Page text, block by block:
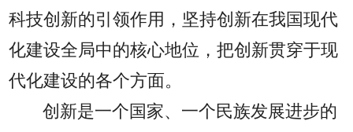
科技创新的引领作用，坚持创新在我国现代
化建设全局中的核心地位，把创新贯穿于现
代化建设的各个方面。
创新是一个国家、一个民族发展进步的